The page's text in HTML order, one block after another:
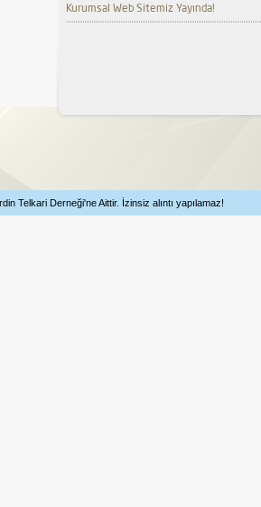
Kurumsal Web Sitemiz Yayında!
Telkari Derneği'ne Aittir. İzinsiz alıntı yapılamaz!